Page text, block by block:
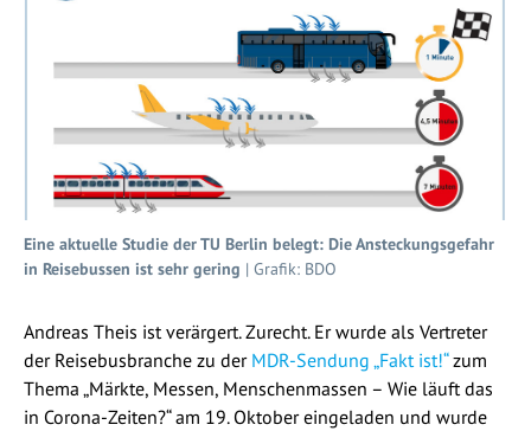
Eine aktuelle Studie der TU Berlin belegt: Die Ansteckungsgefahr
in Reisebussen ist sehr gering | Grafik: BDO
Andreas Theis ist verärgert. Zurecht. Er wurde als Vertreter
der Reisebusbranche zu der MDR-Sendung „Fakt ist!“zum
Thema „Märkte, Messen, Menschenmassen – Wie läuft das
in Corona-Zeiten?“ am 19. Oktober eingeladen und wurde